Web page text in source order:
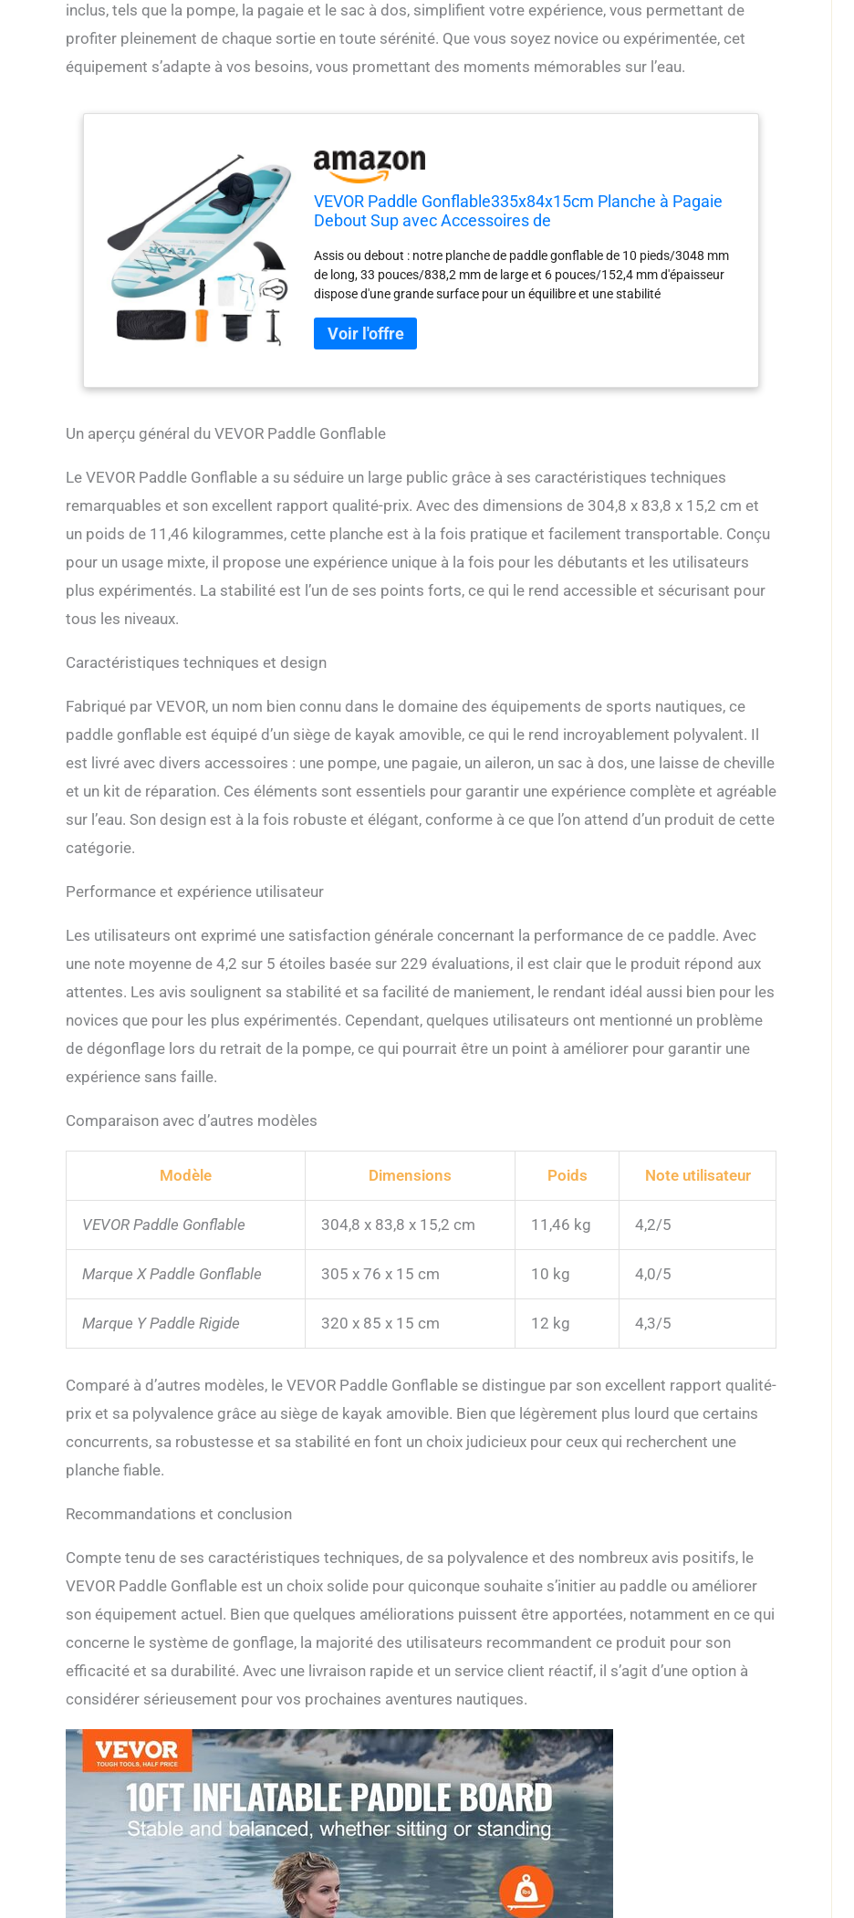
inclus, tels que la pompe, la pagaie et le sac à dos, simplifient votre expérience, vous permettant de
profiter pleinement de chaque sortie en toute sérénité. Que vous soyez novice ou expérimentée, cet
équipement s’adapte à vos besoins, vous promettant des moments mémorables sur l’eau.
VEVOR Paddle Gonflable335x84x15cm Planche à Pagaie
Debout Sup avec Accessoires de
de Réparation, Pont Antidérapant pour Jeunes
Assis ou debout : notre planche de paddle gonflable de 10 pieds/3048 mm
de long, 33 pouces/838,2 mm de large et 6 pouces/152,4 mm d'épaisseur
dispose d'une grande surface pour un équilibre et une stabilité
est parfait pour les activités individuelles ou familiales. Une solution
polyvalente pour les voyages, les divertissements, la pêche, les bains de
Durabilité de qualité militaire : construit à partir de PVC robuste et utilisant
est conçu pour résister à la déformation et aux dommages. Sa surface
antidérapant sur la surface offre une sécurité supplémentaire.
Fonctionnalités adaptées aux débutants : Équipé de trois fonctionnalités
adaptées aux débutants pour une maîtrise rapide et sûre du paddleboard.
Une grande dérive amovible offre un contrôle flexible, tandis que la tête
tampon avant lisse l'eau pour minimiser l'instabilité induite par les vagues.
Pour plus de sécurité, une sangle de sécurité Velcro à la cheville vous relie
solidement à la planche. Remarque : les débutants doivent commencer dans
se connectant facilement à la valve d'air pour un gonflage rapide. Le
sangle, les planches à pagaie pour adultes et jeunes sont portables sans
effort et se plient de manière compacte dans le sac d'accessoires fourni
pour le voyage. Ensemble complet d'accessoires : notre planche gonflable
est livrée avec une pagaie en aluminium, une pompe, un siège, un sac de
rangement étanche, un sac pour téléphone, un sac à dos, une laisse de
cheville et une clé, vous assurant que vous êtes entièrement équipé pour vos
aventures aquatiques sans avoir besoin d'équipement supplémentaire.
Un aperçu général du VEVOR Paddle Gonflable
Le VEVOR Paddle Gonflable a su séduire un large public grâce à ses caractéristiques techniques
remarquables et son excellent rapport qualité-prix. Avec des dimensions de 304,8 x 83,8 x 15,2 cm et
un poids de 11,46 kilogrammes, cette planche est à la fois pratique et facilement transportable. Conçu
pour un usage mixte, il propose une expérience unique à la fois pour les débutants et les utilisateurs
plus expérimentés. La stabilité est l’un de ses points forts, ce qui le rend accessible et sécurisant pour
tous les niveaux.
Caractéristiques techniques et design
Fabriqué par VEVOR, un nom bien connu dans le domaine des équipements de sports nautiques, ce
paddle gonflable est équipé d’un siège de kayak amovible, ce qui le rend incroyablement polyvalent. Il
est livré avec divers accessoires : une pompe, une pagaie, un aileron, un sac à dos, une laisse de cheville
et un kit de réparation. Ces éléments sont essentiels pour garantir une expérience complète et agréable
sur l’eau. Son design est à la fois robuste et élégant, conforme à ce que l’on attend d’un produit de cette
catégorie.
Performance et expérience utilisateur
Les utilisateurs ont exprimé une satisfaction générale concernant la performance de ce paddle. Avec
une note moyenne de 4,2 sur 5 étoiles basée sur 229 évaluations, il est clair que le produit répond aux
attentes. Les avis soulignent sa stabilité et sa facilité de maniement, le rendant idéal aussi bien pour les
novices que pour les plus expérimentés. Cependant, quelques utilisateurs ont mentionné un problème
de dégonflage lors du retrait de la pompe, ce qui pourrait être un point à améliorer pour garantir une
expérience sans faille.
Comparaison avec d’autres modèles
Modèle Dimensions Poids Note utilisateur
VEVOR Paddle Gonflable 304,8 x 83,8 x 15,2 cm 11,46 kg 4,2/5
Marque X Paddle Gonflable 305 x 76 x 15 cm 10 kg 4,0/5
Marque Y Paddle Rigide 320 x 85 x 15 cm 12 kg 4,3/5
Comparé à d’autres modèles, le VEVOR Paddle Gonflable se distingue par son excellent rapport qualité-
prix et sa polyvalence grâce au siège de kayak amovible. Bien que légèrement plus lourd que certains
concurrents, sa robustesse et sa stabilité en font un choix judicieux pour ceux qui recherchent une
planche fiable.
Recommandations et conclusion
Compte tenu de ses caractéristiques techniques, de sa polyvalence et des nombreux avis positifs, le
VEVOR Paddle Gonflable est un choix solide pour quiconque souhaite s’initier au paddle ou améliorer
son équipement actuel. Bien que quelques améliorations puissent être apportées, notamment en ce qui
concerne le système de gonflage, la majorité des utilisateurs recommandent ce produit pour son
efficacité et sa durabilité. Avec une livraison rapide et un service client réactif, il s’agit d’une option à
considérer sérieusement pour vos prochaines aventures nautiques.